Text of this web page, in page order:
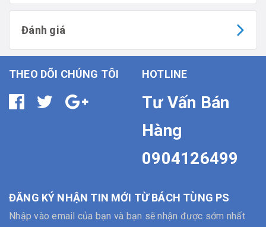
Đánh giá
THEO DÕI CHÚNG TÔI HOTLINE
Tư Vấn Bán
Hàng
0904126499
ĐĂNG KÝ NHẬN TIN MỚI TỪ BÁCH TÙNG PS
Nhập vào email của bạn và bạn sẽ nhận được sớm nhất